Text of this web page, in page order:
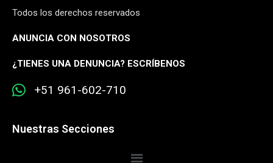
Todos los derechos reservados
ANUNCIA CON NOSOTROS
¿TIENES UNA DENUNCIA? ESCRÍBENOS
+51 961-602-710
Nuestras Secciones